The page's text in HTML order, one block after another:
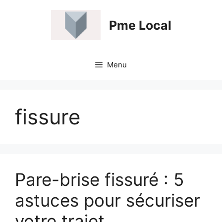
Pme Local
Menu
fissure
Pare-brise fissuré : 5
astuces pour sécuriser